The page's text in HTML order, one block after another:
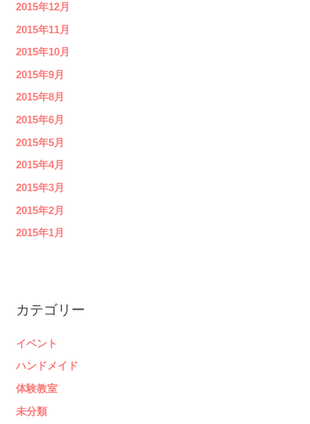
2015年12月
2015年11月
2015年10月
2015年9月
2015年8月
2015年6月
2015年5月
2015年4月
2015年3月
2015年2月
2015年1月
カテゴリー
イベント
ハンドメイド
体験教室
未分類